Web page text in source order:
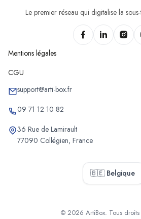
Le premier réseau qui digitalise la
Mentions légales
CGU
support@arti-box.fr
09 71 12 10 82
36 Rue de Lamirault
77090 Collégien, France
🇧🇪 Belgique
© 2026 ArtiBox. Tous droits